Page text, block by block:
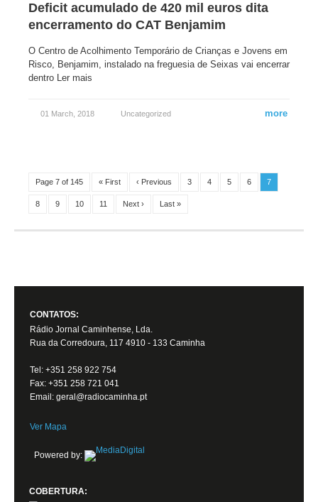
Deficit acumulado de 420 mil euros dita
encerramento do CAT Benjamim
O Centro de Acolhimento Temporário de Crianças e Jovens em
Risco, Benjamim, instalado na freguesia de Seixas vai encerrar
dentro Ler mais
01 March, 2018 Uncategorized more
Page 7 of 145 « First ‹ Previous 3 4 5 6 7
8 9 10 11 Next › Last »
CONTATOS:
Rádio Jornal Caminhense, Lda.
Rua da Corredoura, 117 4910 - 133 Caminha
Tel: +351 258 922 754
Fax: +351 258 721 041
Email: geral@radiocaminha.pt
Ver Mapa
Powered by:
COBERTURA: